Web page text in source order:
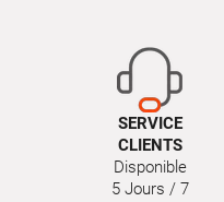
SERVICE
CLIENTS
Disponible
5 Jours / 7